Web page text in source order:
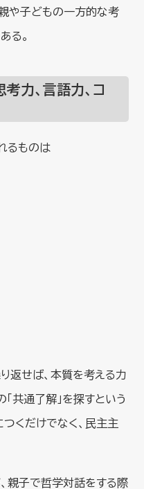
親や子どもの一方的な考
る。
力、言語力、コ
るものは
返せば、本質を考える力
共通了解」を探すという
つくだけでなく、民主主
親子で哲学対話をする際